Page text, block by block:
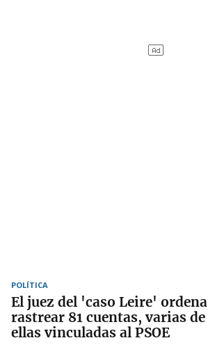
POLÍTICA
El juez del 'caso Leire' ordena
rastrear 81 cuentas, varias de
ellas vinculadas al PSOE